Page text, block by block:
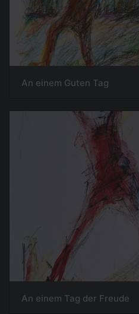
An einem Guten Tag
An einem Tag der Freude